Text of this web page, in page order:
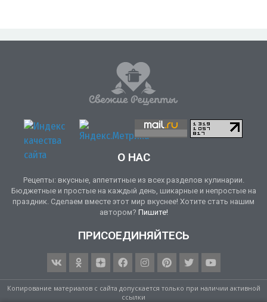
О НАС
Рецепты: вкусные, аппетитные из всех разделов кулинарии.
Бюджетные и простые на каждый день, шикарные и непростые на
праздник. Сделаем вместе этот мир вкуснее! Хотите стать нашим
автором? Пишите!
ПРИСОЕДИНЯЙТЕСЬ
Копирование материалов с сайта допускается только при наличии активной
ссылки